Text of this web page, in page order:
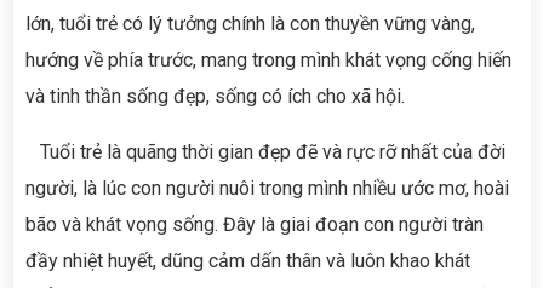
lớn, tuổi trẻ có lý tưởng chính là con thuyền vững vàng,
hướng về phía trước, mang trong mình khát vọng cống hiến
và tinh thần sống đẹp, sống có ích cho xã hội.
Tuổi trẻ là quãng thời gian đẹp đẽ và rực rỡ nhất của đời
người, là lúc con người nuôi trong mình nhiều ước mơ, hoài
bão và khát vọng sống. Đây là giai đoạn con người tràn
đầy nhiệt huyết, dũng cảm dấn thân và luôn khao khát